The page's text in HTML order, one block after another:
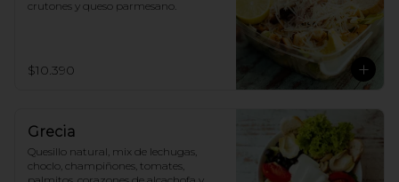
crutones y queso parmesano.
$10.390
Grecia
Quesillo natural, mix de lechugas,
choclo, champiñones, tomates,